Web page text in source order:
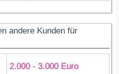
andere Kunden für
2.000 - 3.000 Euro